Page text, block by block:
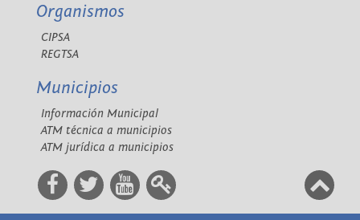
Organismos
CIPSA
REGTSA
Municipios
Información Municipal
ATM técnica a municipios
ATM jurídica a municipios